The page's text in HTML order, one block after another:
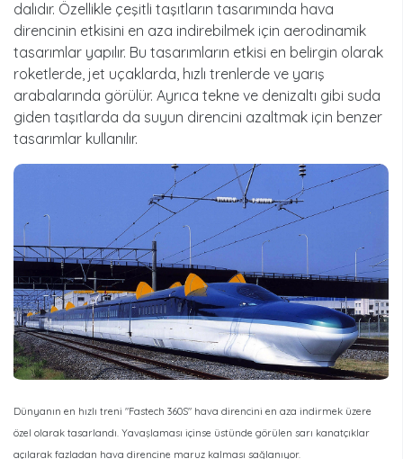
dalıdır. Özellikle çeşitli taşıtların tasarımında hava
direncinin etkisini en aza indirebilmek için aerodinamik
tasarımlar yapılır. Bu tasarımların etkisi en belirgin olarak
roketlerde, jet uçaklarda, hızlı trenlerde ve yarış
arabalarında görülür. Ayrıca tekne ve denizaltı gibi suda
giden taşıtlarda da suyun direncini azaltmak için benzer
tasarımlar kullanılır.
Dünyanın en hızlı treni "Fastech 360S" hava direncini en aza indirmek üzere
özel olarak tasarlandı. Yavaşlaması içinse üstünde görülen sarı kanatçıklar
açılarak fazladan hava direncine maruz kalması sağlanıyor.